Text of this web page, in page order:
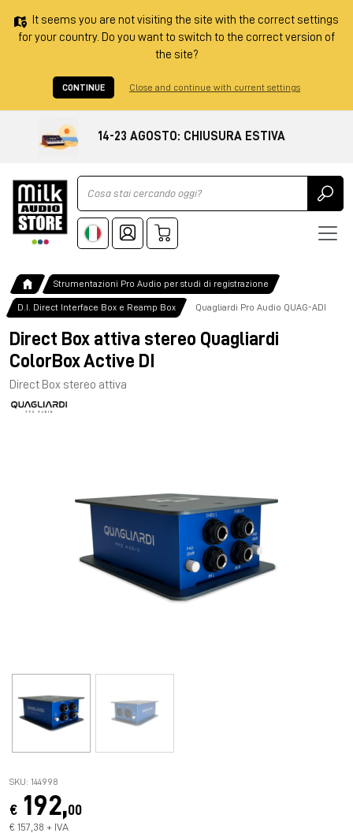
It seems you are not visiting the site with the correct settings
for your country. Do you want to switch to the correct version of
the site?
CONTINUE Close and continue with current settings
14-23 AGOSTO: CHIUSURA ESTIVA
Ricerca
Strumentazioni Pro Audio per studi di registrazione
D.I. Direct Interface Box e Reamp Box Quagliardi Pro Audio QUAG-ADI
Direct Box attiva stereo Quagliardi
ColorBox Active DI
Direct Box stereo attiva
SKU: 144998
€ 192,00
€ 157,38 + IVA